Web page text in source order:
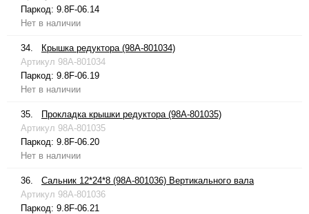
Паркод: 9.8F-06.14
Нет в наличии
34.
Крышка редуктора (98A-801034)
Артикул 98A-801034
Паркод: 9.8F-06.19
Нет в наличии
35.
Прокладка крышки редуктора (98A-801035)
Артикул 98A-801035
Паркод: 9.8F-06.20
Нет в наличии
36.
Сальник 12*24*8 (98A-801036) Вертикального вала
Артикул 98A-801036
Паркод: 9.8F-06.21